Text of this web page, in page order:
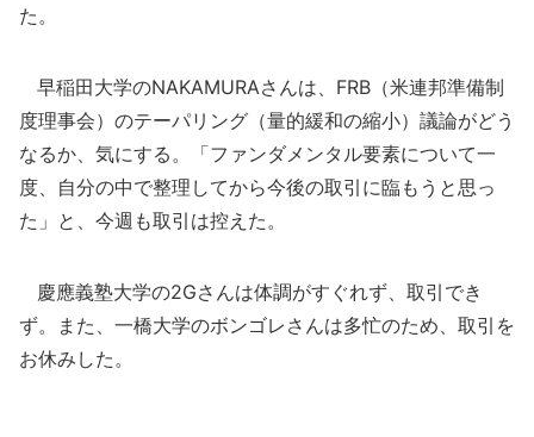
た。
早稲田大学のNAKAMURAさんは、FRB（米連邦準備制
度理事会）のテーパリング（量的緩和の縮小）議論がどう
なるか、気にする。「ファンダメンタル要素について一
度、自分の中で整理してから今後の取引に臨もうと思っ
た」と、今週も取引は控えた。
慶應義塾大学の2Gさんは体調がすぐれず、取引でき
ず。また、一橋大学のボンゴレさんは多忙のため、取引を
お休みした。